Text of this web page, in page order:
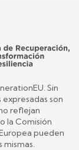
Sin
son
reflejan
la Comisión
pueden